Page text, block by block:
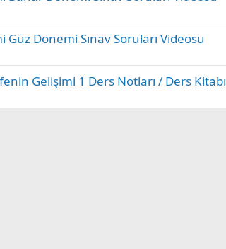
Dönemi Sınav Soruları Videosu
Gelişimi 1 Ders Notları / Ders Kitabı